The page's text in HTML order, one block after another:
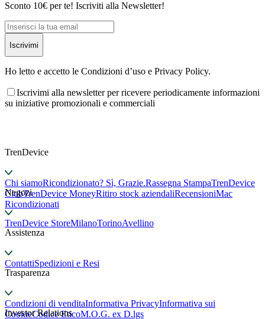
Sconto 10€ per te! Iscriviti alla Newsletter!
Iscrivimi
Ho letto e accetto le Condizioni d’uso e Privacy Policy.
Iscrivimi alla newsletter per ricevere periodicamente informazioni
su iniziative promozionali e commerciali
TrenDevice
Chi siamoRicondizionato? Sì, Grazie.Rassegna StampaTrenDevice
ClubTrenDevice MoneyRitiro stock aziendaliRecensioniMac
Ricondizionati
Negozi
TrenDevice StoreMilanoTorinoAvellino
Assistenza
ContattiSpedizioni e Resi
Trasparenza
Condizioni di venditaInformativa PrivacyInformativa sui
CookieCodice EticoM.O.G. ex D.lgs
Investor Relations